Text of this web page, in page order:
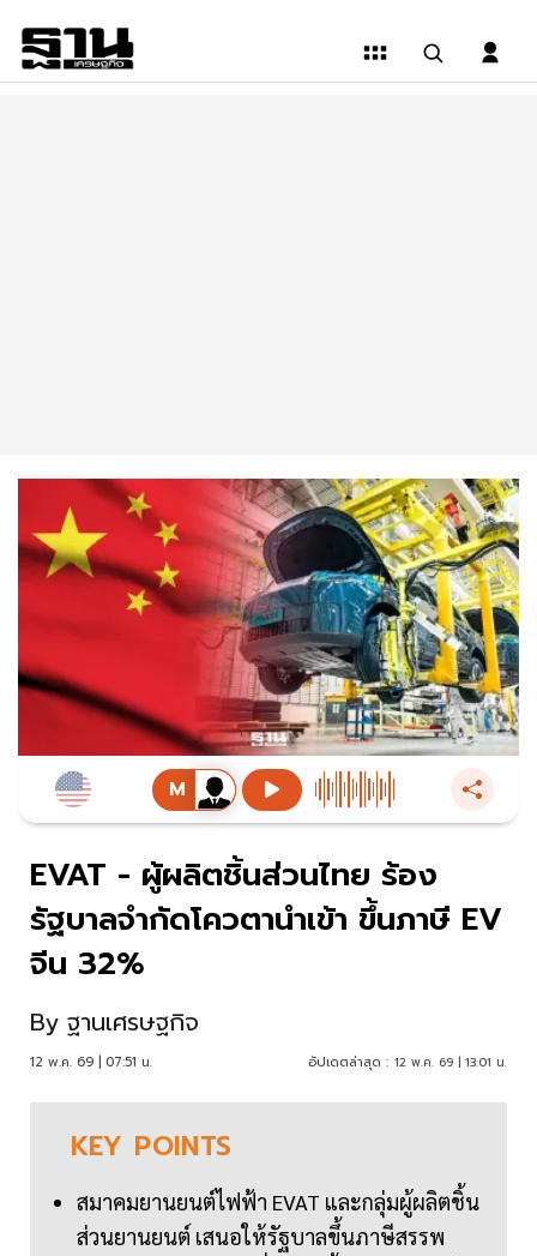
EVAT - ผู้ผลิตชิ้นส่วนไทย ร้อง
รัฐบาลจำกัดโควตานำเข้า ขึ้นภาษี EV
จีน 32%
By ฐานเศรษฐกิจ
12 พ.ค. 69 | 07:51 น. อัปเดตล่าสุด : 12 พ.ค. 69 | 13:01 น.
KEY POINTS
สมาคมยานยนต์ไฟฟ้า EVAT และกลุ่มผู้ผลิตชิ้น
ส่วนยานยนต์ เสนอให้รัฐบาลขึ้นภาษีสรรพ